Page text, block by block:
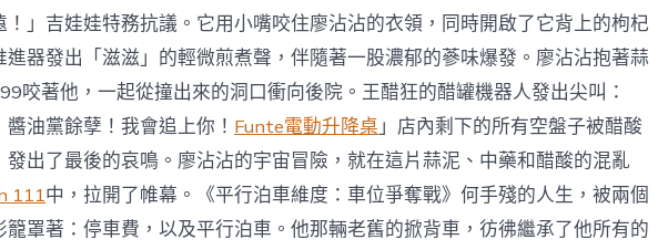
！」吉娃娃特務抗議。它用小嘴咬住廖沾沾的衣領，同時開啟了它背上的枸杞
進器發出「滋滋」的輕微煎煮聲，伴隨著一股濃郁的蔘味爆發。廖沾沾抱著蒜
咬著他，一起從撞出來的洞口衝向後院。王醋狂的醋罐機器人發出尖叫：
醬油黨餘孽！我會追上你！ Funte電動升降桌」店內剩下的所有空盤子被醋酸
發出了最後的哀鳴。廖沾沾的宇宙冒險，就在這片蒜泥、中藥和醋酸的混亂
111中，拉開了帷幕。《平行泊車維度：車位爭奪戰》何手殘的人生，被兩個
籠罩著：停車費，以及平行泊車。他那輛老舊的掀背車，彷彿繼承了他所有的